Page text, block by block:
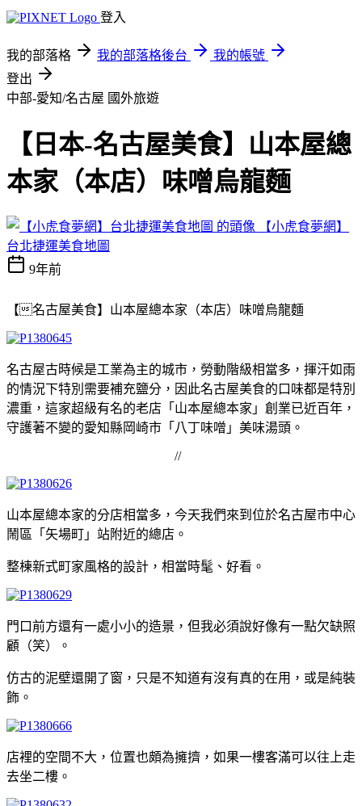
登入
我的部落格 我的部落格後台
我的帳號
登出
中部-愛知/名古屋 國外旅遊
【日本-名古屋美食】山本屋總
本家（本店）味噌烏龍麵
【小虎食夢網】
台北捷運美食地圖
9年前
【名古屋美食】山本屋總本家（本店）味噌烏龍麵
名古屋古時候是工業為主的城市，勞動階級相當多，揮汗如雨
的情況下特別需要補充鹽分，因此名古屋美食的口味都是特別
濃重，這家超級有名的老店「山本屋總本家」創業已近百年，
守護著不變的愛知縣岡崎市「八丁味噌」美味湯頭。
//
山本屋總本家的分店相當多，今天我們來到位於名古屋市中心
鬧區「矢場町」站附近的總店。
整棟新式町家風格的設計，相當時髦、好看。
門口前方還有一處小小的造景，但我必須說好像有一點欠缺照
顧（笑）。
仿古的泥壁還開了窗，只是不知道有沒有真的在用，或是純裝
飾。
店裡的空間不大，位置也頗為擁擠，如果一樓客滿可以往上走
去坐二樓。